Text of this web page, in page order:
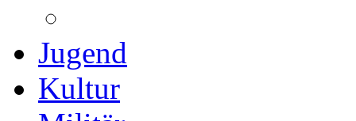
Jugend
Kultur